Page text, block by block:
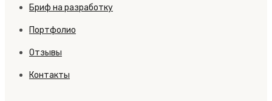
Бриф на разработку
Портфолио
Отзывы
Контакты